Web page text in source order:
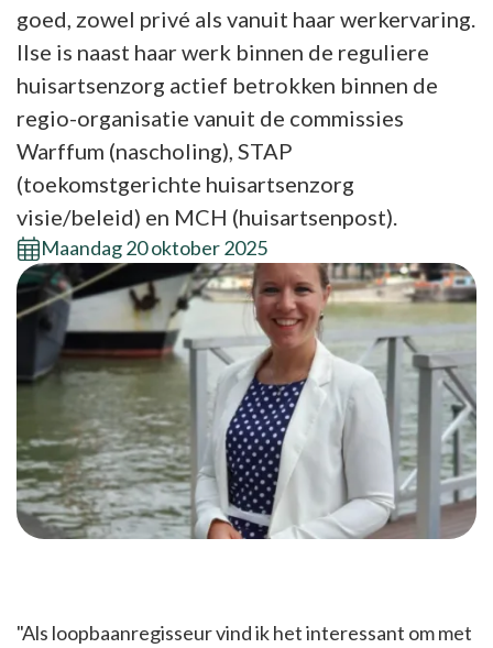
goed, zowel privé als vanuit haar werkervaring.
Ilse is naast haar werk binnen de reguliere
huisartsenzorg actief betrokken binnen de
regio-organisatie vanuit de commissies
Warffum (nascholing), STAP
(toekomstgerichte huisartsenzorg
visie/beleid) en MCH (huisartsenpost).
Maandag 20 oktober 2025
"Als loopbaanregisseur vind ik het interessant om met